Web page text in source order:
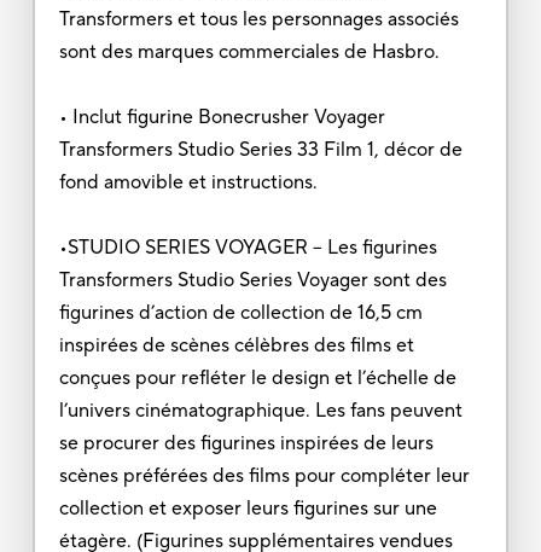
Transformers et tous les personnages associés
sont des marques commerciales de Hasbro.
• Inclut figurine Bonecrusher Voyager
Transformers Studio Series 33 Film 1, décor de
fond amovible et instructions.
•STUDIO SERIES VOYAGER – Les figurines
Transformers Studio Series Voyager sont des
figurines d’action de collection de 16,5 cm
inspirées de scènes célèbres des films et
conçues pour refléter le design et l’échelle de
l’univers cinématographique. Les fans peuvent
se procurer des figurines inspirées de leurs
scènes préférées des films pour compléter leur
collection et exposer leurs figurines sur une
étagère. (Figurines supplémentaires vendues